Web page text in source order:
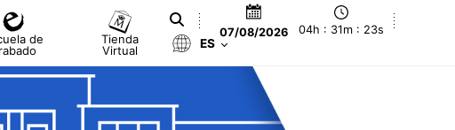
de
Tienda
Virtual
07/08/2026 04h : 31m : 23s
ES